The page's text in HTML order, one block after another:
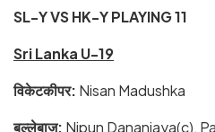
SL-Y VS HK-Y PLAYING 11
Sri Lanka U-19
विकेटकीपर: Nisan Madushka
बल्लेबाज: Nipun Dananjaya(c),